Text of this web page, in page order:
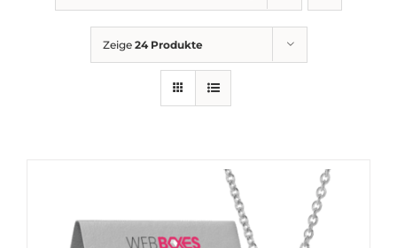
Referenzen
FinanzierungZeige 24 Produkte